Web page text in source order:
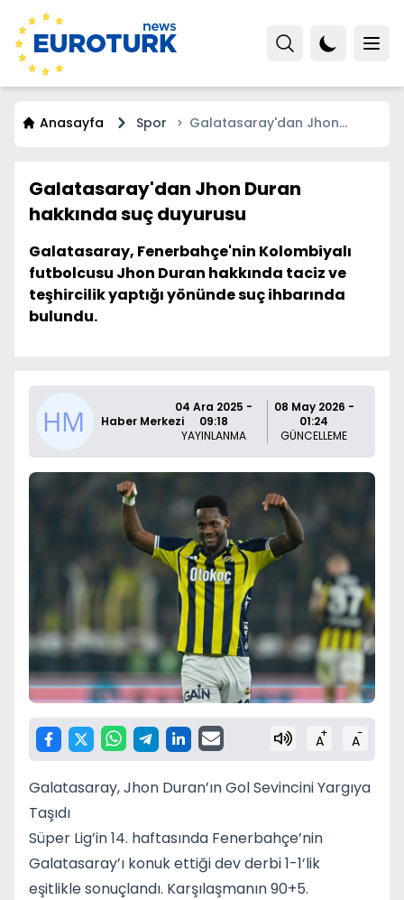
Anasayfa Spor
Galatasaray'dan Jhon
Galatasaray'dan Jhon Duran
hakkında suç duyurusu
Galatasaray, Fenerbahçe'nin Kolombiyalı
futbolcusu Jhon Duran hakkında taciz ve
teşhircilik yaptığı yönünde suç ihbarında
bulundu.
Haber Merkezi
04 Ara 2025 -
09:18
YAYINLANMA
08 May 2026 -
01:24
GÜNCELLEME
A+ A-
Galatasaray, Jhon Duran’ın Gol Sevincini Yargıya
Taşıdı
Süper Lig’in 14. haftasında Fenerbahçe’nin
Galatasaray’ı konuk ettiği dev derbi 1-1’lik
eşitlikle sonuçlandı. Karşılaşmanın 90+5.